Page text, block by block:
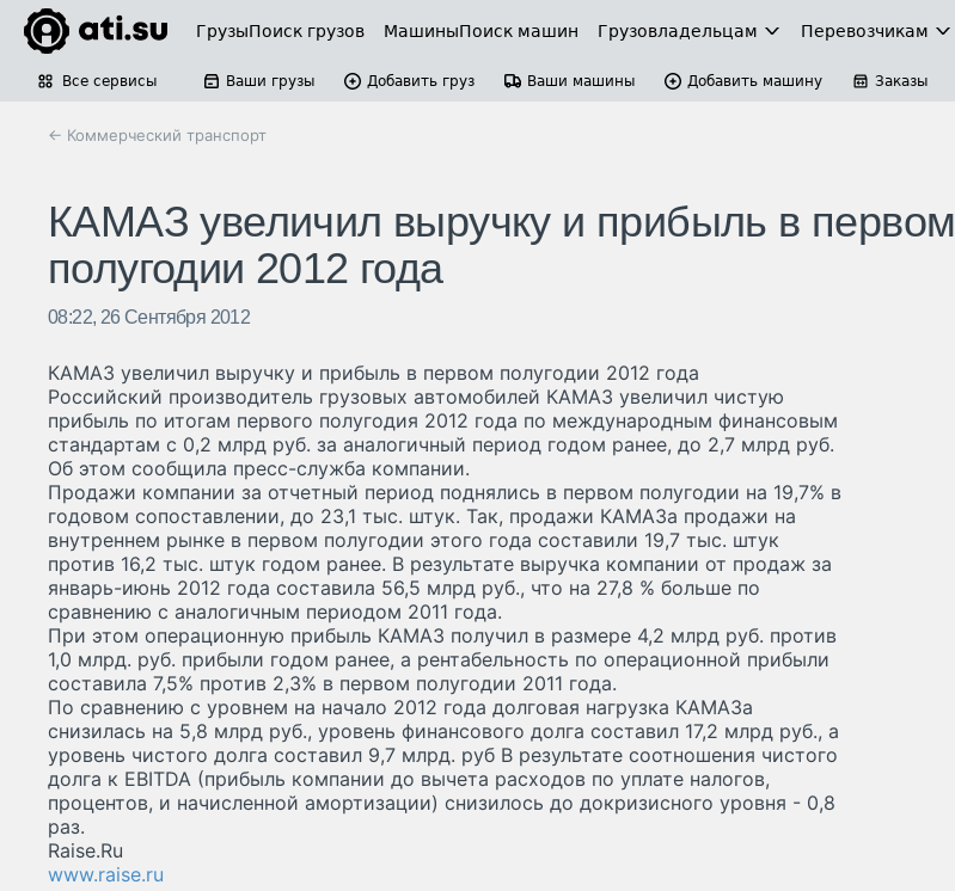
ГрузыПоиск грузов МашиныПоиск машин Грузовладельцам Перевозчикам
Все сервисы Ваши грузы Добавить груз Ваши машины Добавить машину Заказы
← Коммерческий транспорт
КАМАЗ увеличил выручку и прибыль в первом
полугодии 2012 года
08:22, 26 Сентября 2012
КАМАЗ увеличил выручку и прибыль в первом полугодии 2012 года
Российский производитель грузовых автомобилей КАМАЗ увеличил чистую
прибыль по итогам первого полугодия 2012 года по международным финансовым
стандартам с 0,2 млрд руб. за аналогичный период годом ранее, до 2,7 млрд руб.
Об этом сообщила пресс-служба компании.
Продажи компании за отчетный период поднялись в первом полугодии на 19,7% в
годовом сопоставлении, до 23,1 тыс. штук. Так, продажи КАМАЗа продажи на
внутреннем рынке в первом полугодии этого года составили 19,7 тыс. штук
против 16,2 тыс. штук годом ранее. В результате выручка компании от продаж за
январь-июнь 2012 года составила 56,5 млрд руб., что на 27,8 % больше по
сравнению с аналогичным периодом 2011 года.
При этом операционную прибыль КАМАЗ получил в размере 4,2 млрд руб. против
1,0 млрд. руб. прибыли годом ранее, а рентабельность по операционной прибыли
составила 7,5% против 2,3% в первом полугодии 2011 года.
По сравнению с уровнем на начало 2012 года долговая нагрузка КАМАЗа
снизилась на 5,8 млрд руб., уровень финансового долга составил 17,2 млрд руб., а
уровень чистого долга составил 9,7 млрд. руб В результате соотношения чистого
долга к EBITDA (прибыль компании до вычета расходов по уплате налогов,
процентов, и начисленной амортизации) снизилось до докризисного уровня - 0,8
раз.
Raise.Ru
www.raise.ru